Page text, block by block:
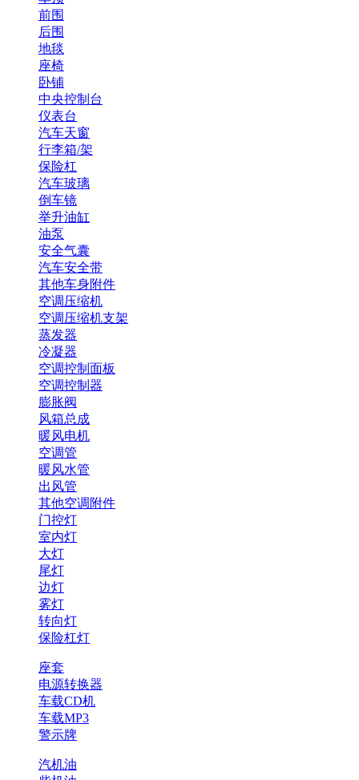
前围
后围
地毯
座椅
卧铺
中央控制台
仪表台
汽车天窗
行李箱/架
保险杠
汽车玻璃
倒车镜
举升油缸
油泵
安全气囊
汽车安全带
其他车身附件
空调压缩机
空调压缩机支架
蒸发器
冷凝器
空调控制面板
空调控制器
膨胀阀
风箱总成
暖风电机
空调管
暖风水管
出风管
其他空调附件
门控灯
室内灯
大灯
尾灯
边灯
雾灯
转向灯
保险杠灯
座套
电源转换器
车载CD机
车载MP3
警示牌
汽机油